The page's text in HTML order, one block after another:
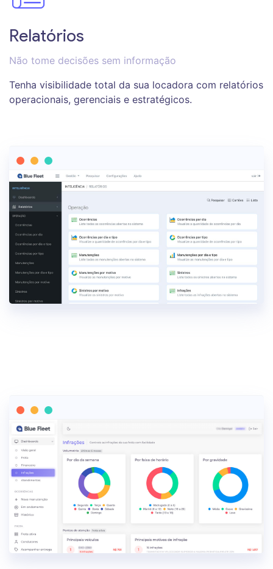
Relatórios
Não tome decisões sem informação
Tenha visibilidade total da sua locadora com relatórios
operacionais, gerenciais e estratégicos.